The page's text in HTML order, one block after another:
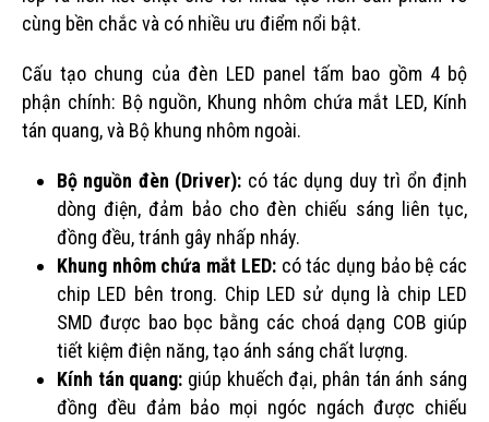
cùng bền chắc và có nhiều ưu điểm nổi bật.
Cấu tạo chung của đèn LED panel tấm bao gồm 4 bộ
phận chính: Bộ nguồn, Khung nhôm chứa mắt LED, Kính
tán quang, và Bộ khung nhôm ngoài.
Bộ nguồn đèn (Driver): có tác dụng duy trì ổn định
dòng điện, đảm bảo cho đèn chiếu sáng liên tục,
đồng đều, tránh gây nhấp nháy.
Khung nhôm chứa mắt LED: có tác dụng bảo bệ các
chip LED bên trong. Chip LED sử dụng là chip LED
SMD được bao bọc bằng các choá dạng COB giúp
tiết kiệm điện năng, tạo ánh sáng chất lượng.
Kính tán quang: giúp khuếch đại, phân tán ánh sáng
đồng đều đảm bảo mọi ngóc ngách được chiếu